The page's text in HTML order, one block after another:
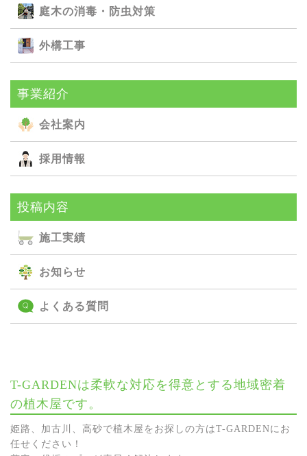
庭⽊の消毒・防⾍対策
外構⼯事
事業紹介
会社案内
採用情報
投稿内容
施⼯実績
お知らせ
よくある質問
T-GARDENは柔軟な対応を得意とする地域密着
の植木屋です。
姫路、加古川、高砂で植木屋をお探しの方はT-GARDENにお
任せください！